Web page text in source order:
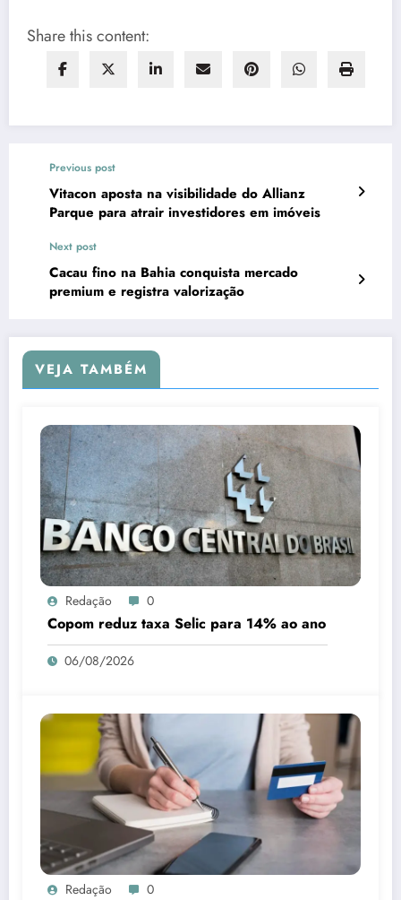
Share this content:
Previous post
Vitacon aposta na visibilidade do Allianz
Parque para atrair investidores em imóveis
Next post
Cacau fino na Bahia conquista mercado
premium e registra valorização
VEJA TAMBÉM
Redação 0
Copom reduz taxa Selic para 14% ao ano
06/08/2026
Redação 0